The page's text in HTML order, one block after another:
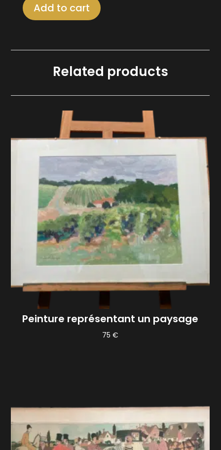
LithographieAdd to cart
Related products
Peinture représentant un paysage
75€